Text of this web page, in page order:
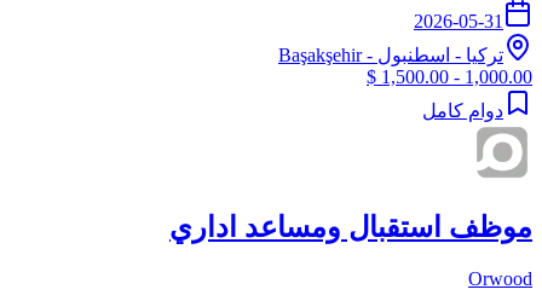
2026-05-31
تركيا - اسطنبول - Başakşehir
1,000.00 - 1,500.00 $
دوام كامل
موظف استقبال ومساعد اداري
Orwood